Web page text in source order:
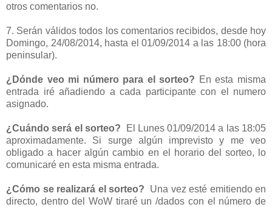
otros comentarios no.
7. Serán válidos todos los comentarios recibidos, desde hoy
Domingo, 24/08/2014, hasta el 01/09/2014 a las 18:00 (hora
peninsular).
¿Dónde veo mi número para el sorteo? En esta misma
entrada iré añadiendo a cada participante con el numero
asignado.
¿Cuándo será el sorteo?
El Lunes 01/09/2014 a las 18:05
aproximadamente. Si surge algún imprevisto y me veo
obligado a hacer algún cambio en el horario del sorteo, lo
comunicaré en esta misma entrada.
¿Cómo se realizará el sorteo? Una vez esté emitiendo en
directo, dentro del WoW tiraré un /dados con el número de